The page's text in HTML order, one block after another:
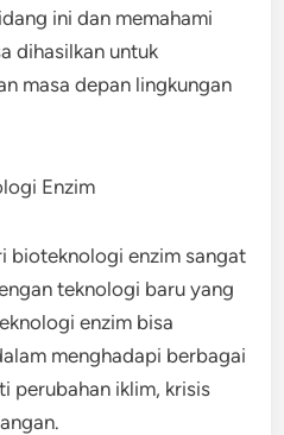
ini dan memahami
dihasilkan untuk
masa depan lingkungan
Enzim
bioteknologi enzim sangat
teknologi baru yang
enzim bisa
menghadapi berbagai
perubahan iklim, krisis